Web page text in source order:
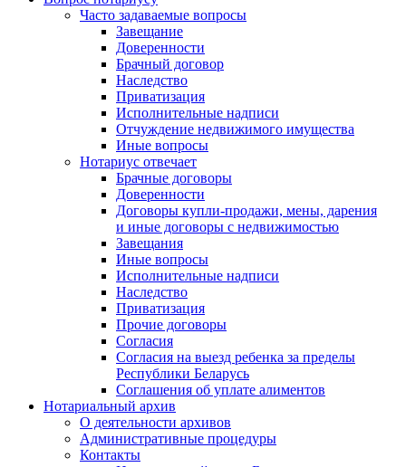
Часто задаваемые вопросы
Завещание
Доверенности
Брачный договор
Наследство
Приватизация
Исполнительные надписи
Отчуждение недвижимого имущества
Иные вопросы
Нотариус отвечает
Брачные договоры
Доверенности
Договоры купли-продажи, мены, дарения
и иные договоры с недвижимостью
Завещания
Иные вопросы
Исполнительные надписи
Наследство
Приватизация
Прочие договоры
Согласия
Согласия на выезд ребенка за пределы
Республики Беларусь
Соглашения об уплате алиментов
Нотариальный архив
О деятельности архивов
Административные процедуры
Контакты